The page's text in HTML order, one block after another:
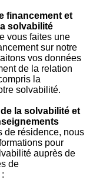
financement et
solvabilité
vous faites une
sur notre
vos données
de la relation
la
solvabilité.
la solvabilité et
de résidence, nous
pour
auprès de
de